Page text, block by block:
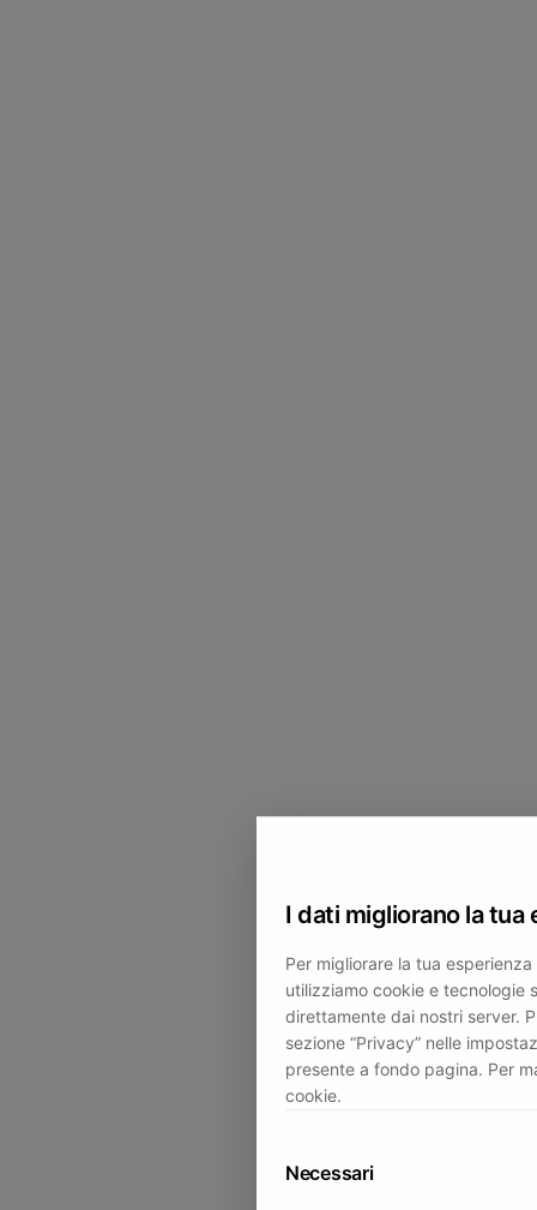
I dati migliorano la tua
Per migliorare la tua
utilizziamo cookie e tecnologie
direttamente dai nostri server.
sezione “Privacy” nelle
presente a fondo pagina. Per
cookie.
Necessari